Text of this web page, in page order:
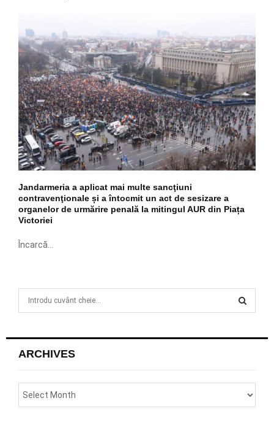
Jandarmeria a aplicat mai multe sancţiuni
contravenţionale și a întocmit un act de sesizare a
organelor de urmărire penală la mitingul AUR din Piața
Victoriei
Încarcă...
h
o
:
ARCHIVES